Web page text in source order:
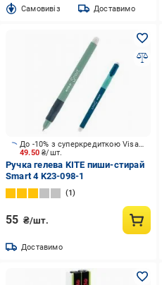
Cамовивіз Доставимо
49.50₴/шт.
До -10% з суперкредиткою Visa Вигода
Ручка гелева KITE пиши-стирай
Smart 4 K23-098-1
1
55 ₴/шт.
Доставимо